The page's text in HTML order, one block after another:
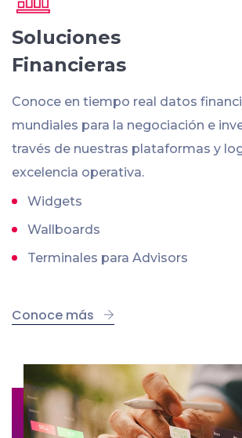
Soluciones
Financieras
Conoce en tiempo real datos
mundiales para la negociación e
través de nuestras plataformas y
excelencia operativa.
Widgets
Wallboards
Terminales para Advisors
Conoce más